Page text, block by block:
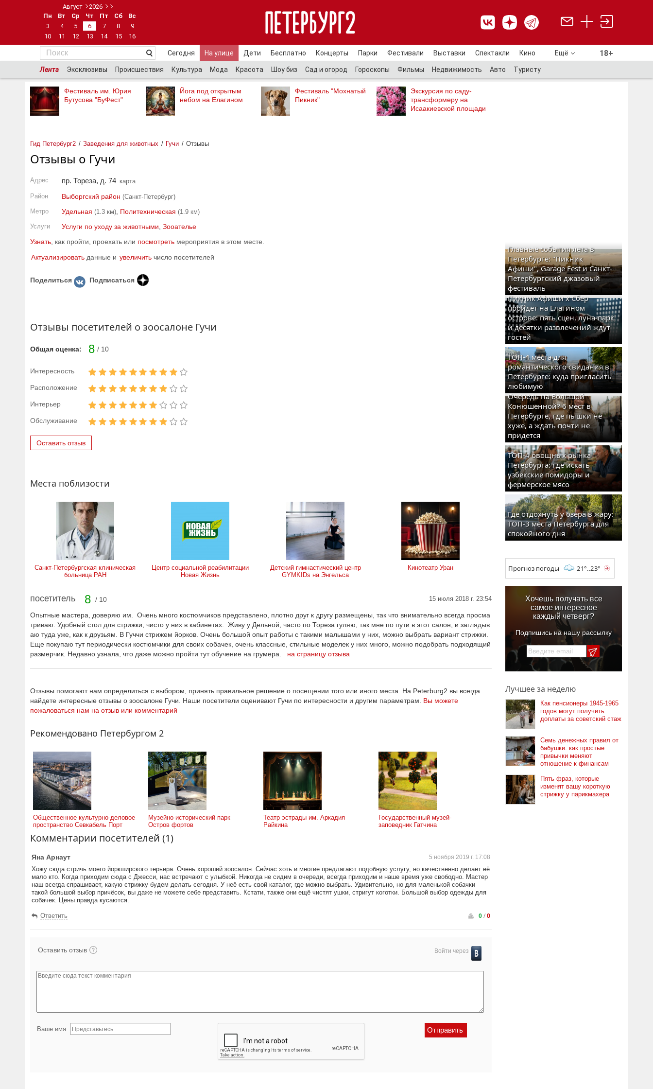
Август
2026
Пн
Вт Ср Чт Пт Сб
Вс
3
4 5 6 7 8
9
10
11 12 13 14 15 16
Сегодня На улице Дети Бесплатно Концерты Парки Фестивали Выставки Спектакли Кино Ещё 18+
Лента Эксклюзивы Происшествия Культура Мода Красота Шоу биз Сад и огород Гороскопы Фильмы Недвижимость Авто Туристу
Фестиваль им. Юрия
Бутусова "БуФест"
Йога под открытым
небом на Елагином
Фестиваль "Мохнатый
Пикник"
Экскурсия по саду-
трансформеру на
Исаакиевской площади
Гид Петербург2 Заведения для животных Гучи Отзывы
Отзывы о Гучи
Адрес пр. Тореза, д. 74 карта
Район Выборгский район (Санкт-Петербург)
Метро
Удельная (1.3 км) Политехническая (1.9 км)
Услуги
Услуги по уходу за животными Зооателье
Узнать , как пройти, проехать или посмотреть мероприятия в этом месте.
Актуализировать данные и увеличить число посетителей
Поделиться Подписаться
Отзывы посетителей о зоосалоне Гучи
Общая оценка: 8 / 10
Интересность
Расположение
Интерьер
Обслуживание
Оставить отзыв
Места поблизости
Санкт-Петербургская клиническая
больница РАН
Центр социальной реабилитации
Новая Жизнь
Детский гимнастический центр
GYMKIDs на Энгельса
Кинотеатр Уран
посетитель 8 / 10 15 июля 2018 г. 23:54
Опытные мастера, доверяю им. Очень много костюмчиков представлено, плотно друг к другу размещены, так что внимательно всегда просма
триваю. Удобный стол для стрижки, чисто у них в кабинетах. Живу у Дельной, часто по Тореза гуляю, так мне по пути в этот салон, и заглядыв
аю туда уже, как к друзьям. В Гуччи стрижем йорков. Очень большой опыт работы с такими малышами у них, можно выбрать вариант стрижки.
Еще покупаю тут периодически костюмчики для своих собачек, очень классные, стильные моделек у них много, можно подобрать подходящий
размерчик. Недавно узнала, что даже можно пройти тут обучение на грумера. на страницу отзыва
Отзывы помогают нам определиться с выбором, принять правильное решение о посещении того или иного места. На Peterburg2 вы всегда
найдете интересные отзывы о зоосалоне Гучи. Наши посетители оценивают Гучи по интересности и другим параметрам. Вы можете
пожаловаться нам на отзыв или комментарий
Рекомендовано Петербургом 2
Общественное культурно-деловое
пространство Севкабель Порт
Музейно-исторический парк
Остров фортов
Театр эстрады им. Аркадия
Райкина
Государственный музей-
заповедник Гатчина
Комментарии посетителей (1)
Яна Арнаут 5 ноября 2019 г. 17:08
Хожу сюда стричь моего йоркширского терьера. Очень хороший зоосалон. Сейчас хоть и многие предлагают подобную услугу, но качественно делает её
мало кто. Когда приходим сюда с Джесси, нас встречают с улыбкой. Никогда не сидим в очереди, всегда приходим и наше время уже свободно. Мастер
наш всегда спрашивает, какую стрижку будем делать сегодня. У неё есть свой каталог, где можно выбрать. Удивительно, но для маленькой собачки
такой большой выбор причёсок, вы даже не можете себе представить. Кстати, также они ещё чистят ушки, стригут коготки. Большой выбор одежды для
собачек. Цены правда кусаются.
Ответить 0/0
Оставить отзыв Войти через
Ваше имя
Главные события лета в
Петербурге: "Пикник
Афиши", Garage Fest и Санкт-
Петербургский джазовый
фестиваль
Пикник Афиши x Сбер
пройдет на Елагином
острове: пять сцен, луна-парк
и десятки развлечений ждут
гостей
ТОП-4 места для
романтического свидания в
Петербурге: куда пригласить
любимую
Очередь на Большой
Конюшенной? 6 мест в
Петербурге, где пышки не
хуже, а ждать почти не
придется
ТОП-4 овощных рынка
Петербурга: где искать
узбекские помидоры и
фермерское мясо
Где отдохнуть у озера в жару:
ТОП-3 места Петербурга для
спокойного дня
Прогноз погоды 21°..23°
Хочешь получать все
самое интересное
каждый четверг?
Подпишись на нашу рассылку
Лучшее за неделю
Как пенсионеры 1945-1965
годов могут получить
доплаты за советский стаж
Семь денежных правил от
бабушки: как простые
привычки меняют
отношение к финансам
Пять фраз, которые
изменят вашу короткую
стрижку у парикмахера